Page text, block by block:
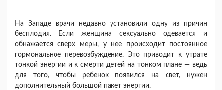
На Западе врачи недавно установили одну из при­чин
бесплодия. Если женщина сексуально одевается и
обнажается сверх меры, у нее происходит постоян­ное
гормональное перевозбуждение. Это приводит к утрате
тонкой энергии и к смерти детей на тонком плане — ведь
для того, чтобы ребенок появился на свет, нужен
дополнительный большой пакет энергии.